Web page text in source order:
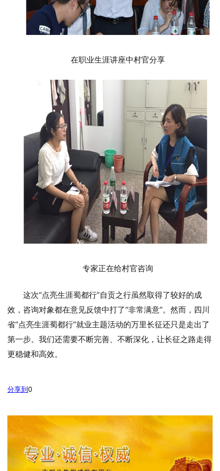
在职业生涯讲座中村官分享
专家正在给村官咨询
这次“点亮生涯蜀都行”自贡之行虽然取得了较好的成
效，咨询对象都在意见反馈中打了“非常满意”。然而，四川
省“点亮生涯蜀都行”就业主题活动的万里长征还只是走出了
第一步。我们还需要不断完善、不断深化，让长征之路走得
更稳健和高效。
分享到0